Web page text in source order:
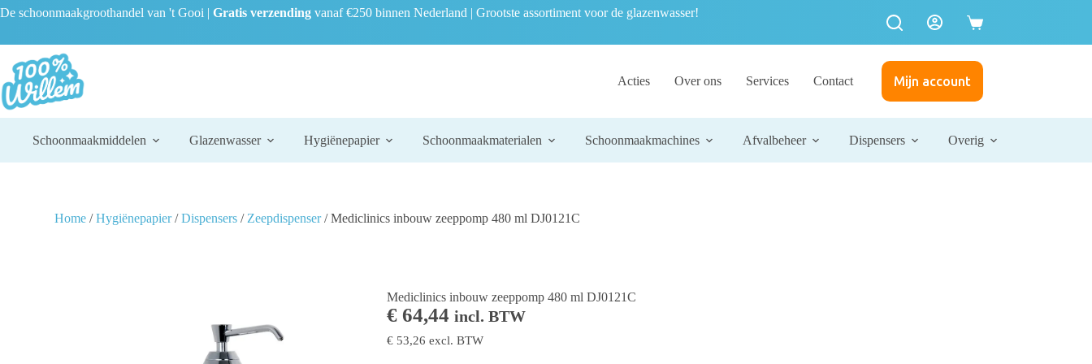
De schoonmaakgroothandel van 't Gooi | Gratis verzending vanaf €250 binnen Nederland | Grootste assortiment voor de glazenwasser!
Acties Over ons Services Contact Mijn account
Schoonmaakmiddelen Glazenwasser Hygiënepapier Schoonmaakmaterialen Schoonmaakmachines Afvalbeheer Dispensers Overig
Home /Hygiënepapier/Dispensers / Zeepdispenser/ Mediclinics inbouw zeeppomp 480 ml DJ0121C
Mediclinics inbouw zeeppomp 480 ml DJ0121C
€ 64,44 incl. BTW
€ 53,26 excl. BTW